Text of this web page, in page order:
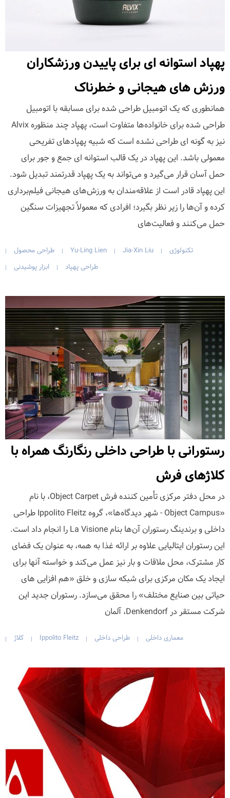
پهپاد استوانه ای برای پاییدن ورزشکاران
ورزش های هیجانی و خطرناک
همانطوری که یک اتومبیل طراحی شده برای مسابقه با اتومبیل
طراحی شده برای خانواده‌ها متفاوت است، پهپاد چند منظوره Alvix
نیز به گونه ای طراحی نشده است که شبیه پهپادهای تفریحی
معمولی باشد. این پهپاد در یک قالب استوانه ای جمع و جور برای
حمل آسان قرار می‌گیرد و می‌تواند به یک پهپاد قدرتمند تبدیل شود.
این پهپاد قادر است از علاقه‌مندان به ورزش‌های هیجانی فیلم‌برداری
کرده و آن‌ها را زیر نظر بگیرد؛ افرادی که معمولاً تجهیزات سنگین
حمل می‌کنند و فعالیت‌های
تکنولوژی |
Jia-Xin Liu
|
Yu-Ling Lien
| طراحی محصول |
طراحی پهپاد | ابزار پوشیدنی |
رستورانی با طراحی داخلی رنگارنگ همراه با
کلاژهای فرش
در محل دفتر مرکزی تأمین کننده فرش Object Carpet، با نام
«Object Campus - شهر دیدگاه‌ها»، گروه Ippolito Fleitz طراحی
داخلی و برندینگ رستوران آن‌ها بنام La Visione را انجام داد است.
این رستوران ایتالیایی علاوه بر ارائه غذا به همه، به عنوان یک فضای
کار مشترک، محل ملاقات و بار نیز عمل می‌کند و خواسته آنها برای
ایجاد یک مکان مرکزی برای شبکه سازی و خلق «هم افزایی های
حیاتی بین صنایع مختلف» را محقق می‌سازد. رستوران جدید این
شرکت مستقر در Denkendorf، آلمان
معماری داخلی | طراحی داخلی |
Ippolito Fleitz
| کلاژ |